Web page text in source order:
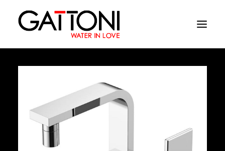
Oружающая среда
Продукция
Финиши